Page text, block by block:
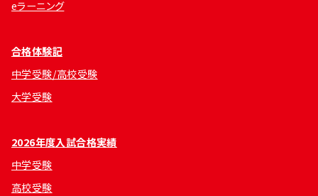
eラーニング
合格体験記
中学受験/高校受験
大学受験
2026年度入試合格実績
中学受験
高校受験